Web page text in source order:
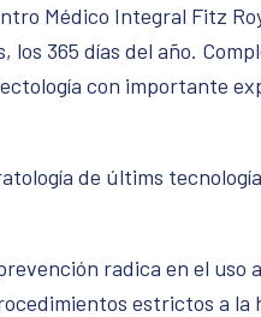
Médico Integral Fitz
365 días del año.
con importante
de últims
radica en el uso
estrictos a